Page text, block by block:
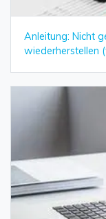
Anleitung: Nicht
wiederherstellen